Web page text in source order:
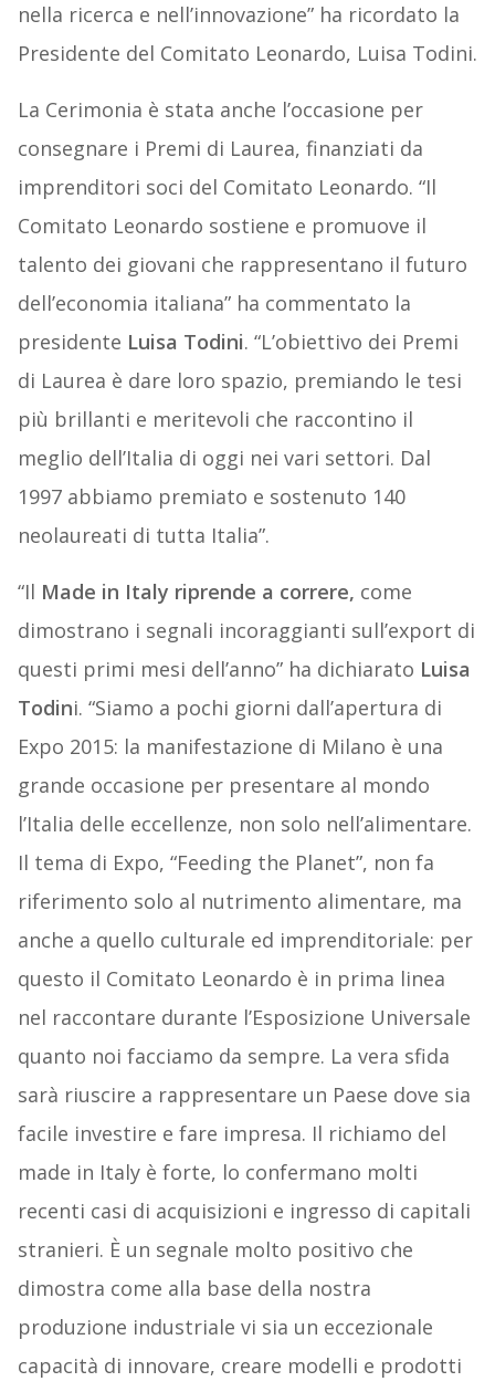
nella ricerca e nell’innovazione” ha ricordato la
Presidente del Comitato Leonardo, Luisa Todini.
La Cerimonia è stata anche l’occasione per
consegnare i Premi di Laurea, finanziati da
imprenditori soci del Comitato Leonardo. “Il
Comitato Leonardo sostiene e promuove il
talento dei giovani che rappresentano il futuro
dell’economia italiana” ha commentato la
presidente Luisa Todini. “L’obiettivo dei Premi
di Laurea è dare loro spazio, premiando le tesi
più brillanti e meritevoli che raccontino il
meglio dell’Italia di oggi nei vari settori. Dal
1997 abbiamo premiato e sostenuto 140
neolaureati di tutta Italia”.
“Il Made in Italy riprende a correre, come
dimostrano i segnali incoraggianti sull’export di
questi primi mesi dell’anno” ha dichiarato Luisa
Todini. “Siamo a pochi giorni dall’apertura di
Expo 2015: la manifestazione di Milano è una
grande occasione per presentare al mondo
l’Italia delle eccellenze, non solo nell’alimentare.
Il tema di Expo, “Feeding the Planet”, non fa
riferimento solo al nutrimento alimentare, ma
anche a quello culturale ed imprenditoriale: per
questo il Comitato Leonardo è in prima linea
nel raccontare durante l’Esposizione Universale
quanto noi facciamo da sempre. La vera sfida
sarà riuscire a rappresentare un Paese dove sia
facile investire e fare impresa. Il richiamo del
made in Italy è forte, lo confermano molti
recenti casi di acquisizioni e ingresso di capitali
stranieri. È un segnale molto positivo che
dimostra come alla base della nostra
produzione industriale vi sia un eccezionale
capacità di innovare, creare modelli e prodotti